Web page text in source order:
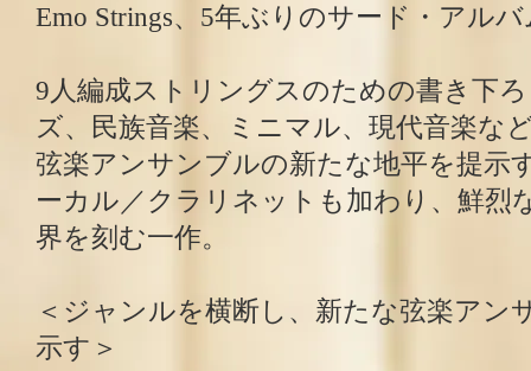
Emo Strings、5年ぶりのサード・アル
9人編成ストリングスのための書き下
ズ、民族音楽、ミニマル、現代音楽な
弦楽アンサンブルの新たな地平を提示
ーカル／クラリネットも加わり、鮮烈
界を刻む一作。
＜ジャンルを横断し、新たな弦楽アン
示す＞